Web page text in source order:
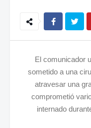
El comunicador
sometido a una
atravesar una
comprometió
internado